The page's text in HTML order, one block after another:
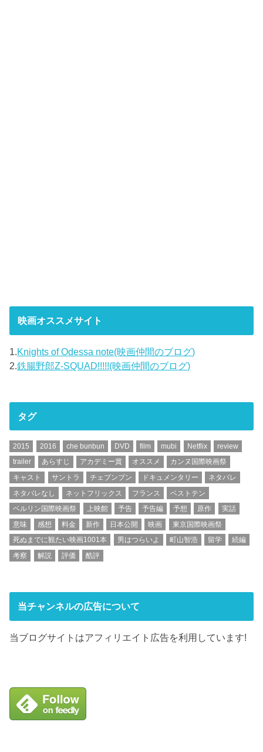
映画オススメサイト
1.Knights of Odessa note(映画仲間のブログ)
2.鉄腸野郎Z-SQUAD!!!!!(映画仲間のブログ)
タグ
2015 2016 che bunbun DVD film mubi Netflix
review
trailer
あらすじ アカデミー賞 オススメ
カンヌ国際映画祭
キャスト
サントラ チェブンブン ドキュメンタリー
ネタバレ
ネタバレなし
ネットフリックス フランス
ベストテン
ベルリン国際映画祭
上映館 予告 予告編 予想 原作
実話
意味
感想 料金 新作 日本公開 映画
東京国際映画祭
死ぬまでに観たい映画1001本
男はつらいよ 町山智浩 留学
続編
考察
解説 評価 酷評
当チャンネルの広告について
当ブログサイトはアフィリエイト広告を利用しています!